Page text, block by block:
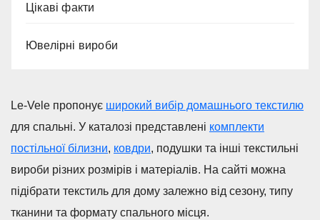
Цікаві факти
Ювелірні вироби
Le-Vele пропонує широкий вибір домашнього текстилю
для спальні. У каталозі представлені комплекти
постільної білизни, ковдри, подушки та інші текстильні
вироби різних розмірів і матеріалів. На сайті можна
підібрати текстиль для дому залежно від сезону, типу
тканини та формату спального місця.